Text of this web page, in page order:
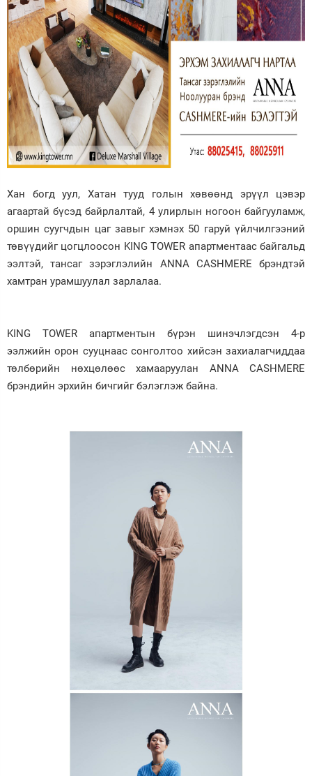
Хан богд уул, Хатан тууд голын хөвөөнд эрүүл цэвэр
агаартай бүсэд байрлалтай, 4 улирлын ногоон байгууламж,
оршин суугчдын цаг завыг хэмнэх 50 гаруй үйлчилгээний
төвүүдийг цогцлоосон KING TOWER апартментаас байгальд
ээлтэй, тансаг зэрэглэлийн ANNA CASHMERE брэндтэй
хамтран урамшуулал зарлалаа.
KING TOWER апартментын бүрэн шинэчлэгдсэн 4-р
ээлжийн орон сууцнаас сонголтоо хийсэн захиалагчиддаа
төлбөрийн нөхцөлөөс хамааруулан ANNA CASHMERE
брэндийн эрхийн бичгийг бэлэглэж байна.